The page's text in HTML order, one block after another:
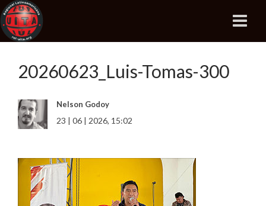
20260623_Luis-Tomas-300
Nelson Godoy
23 | 06 | 2026, 15:02